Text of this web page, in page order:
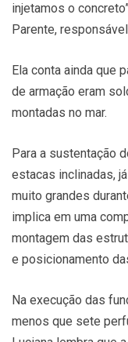
injetamos o
Parente,
Ela conta ainda que
de armação eram
montadas no mar.
Para a sustentação
estacas inclinadas,
muito grandes
implica em uma
montagem das
e posicionamento
Na execução das
menos que sete